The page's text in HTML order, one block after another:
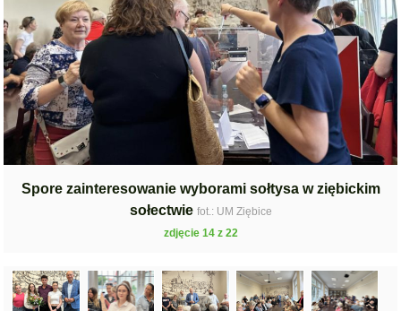
Spore zainteresowanie wyborami sołtysa w ziębickim
sołectwie fot.: UM Ziębice
zdjęcie 14 z 22